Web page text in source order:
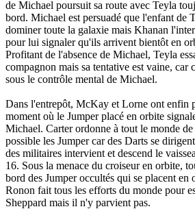
de Michael poursuit sa route avec Teyla
bord. Michael est persuadé que l'enfant de
dominer toute la galaxie mais Khanan
pour lui signaler qu'ils arrivent bientôt en
Profitant de l'absence de Michael, Teyla
compagnon mais sa tentative est vaine, car
sous le contrôle mental de Michael.
Dans l'entrepôt, McKay et Lorne ont enfin
moment où le Jumper placé en orbite
Michael. Carter ordonne à tout le monde
possible les Jumper car des Darts se
des militaires intervient et descend le
16. Sous la menace du croiseur en orbite,
bord des Jumper occultés qui se placent en
Ronon fait tous les efforts du monde pour
Sheppard mais il n'y parvient pas.